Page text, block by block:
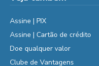
Assine | PIX
Assine | Cartão de crédito
Doe qualquer valor
Clube de Vantagens